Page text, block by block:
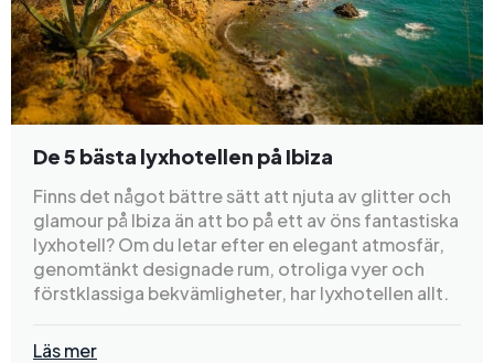
De 5 bästa lyxhotellen på Ibiza
Finns det något bättre sätt att njuta av glitter och
glamour på Ibiza än att bo på ett av öns fantastiska
lyxhotell? Om du letar efter en elegant atmosfär,
genomtänkt designade rum, otroliga vyer och
förstklassiga bekvämligheter, har lyxhotellen allt.
Läs mer